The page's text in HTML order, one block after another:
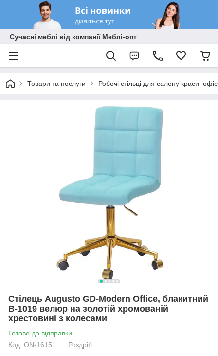
Сучасні меблі від компанії Меблі-опт
Товари та послуги Робочі стільці для салону краси,
Стілець Augusto GD-Modern Office, блакитний
В-1019 велюр на золотій хромованій
хрестовині з колесами
Готово до відправки
Код: ON-16151
Роздріб